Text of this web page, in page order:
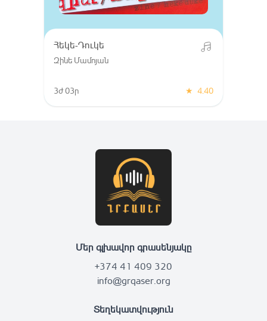
Հեկե-Դուկե
Զինե Մամոյան
3ժ 03ր ★ 4.40
Մեր գլխավոր գրասենյակը
+374 41 409 320
info@grqaser.org
Տեղեկատվություն